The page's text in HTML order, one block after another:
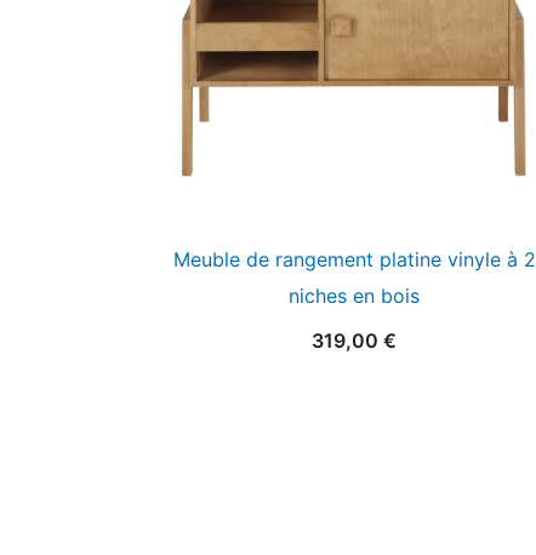
Meuble de rangement platine vinyle à 2
niches en bois
319,00 €